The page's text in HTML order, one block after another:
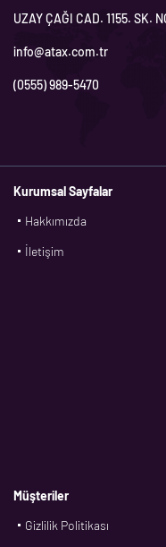
UZAY ÇAĞI CAD. 1155. SK.
info@atax.com.tr
(0555) 989-5470
Kurumsal Sayfalar
Hakkımızda
İletişim
Müşteriler
Gizlilik Politikası